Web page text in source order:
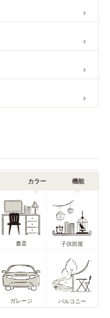
カラー 機能
書斎 子供部屋
ガレージ バルコニー